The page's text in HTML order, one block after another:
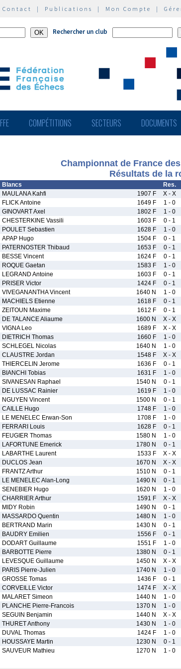
Contact | Publications | Mon Compte |
Rechercher un club
FFE COMPÉTITIONS SECTEURS DOCUMENTS
Championnat de France
Résultats de la
Blancs Res.
MAULANA Kahfi 1907 F X - X
FLICK Antoine 1649 F 1 - 0
GINOVART Axel 1802 F 1 - 0
CHESTERKINE Vassili 1603 F 0 - 1
POULET Sebastien 1628 F 1 - 0
APAP Hugo 1504 F 0 - 1
PATERNOSTER Thibaud 1653 F 0 - 1
BESSE Vincent 1624 F 0 - 1
ROQUE Gaetan 1583 F 1 - 0
LEGRAND Antoine 1603 F 0 - 1
PRISER Victor 1424 F 0 - 1
VIVEGANANTHA Vincent 1640 N 1 - 0
MACHIELS Etienne 1618 F 0 - 1
ZEITOUN Maxime 1612 F 0 - 1
DE TALANCE Aliaume 1600 N X - X
VIGNA Leo 1689 F X - X
DIETRICH Thomas 1660 F 1 - 0
SCHLEGEL Nicolas 1640 N 1 - 0
CLAUSTRE Jordan 1548 F X - X
THIERCELIN Jerome 1636 F 0 - 1
BIANCHI Tobias 1631 F 1 - 0
SIVANESAN Raphael 1540 N 0 - 1
DE LUSSAC Rainier 1619 F 1 - 0
NGUYEN Vincent 1500 N 0 - 1
CAILLE Hugo 1748 F 1 - 0
LE MENELEC Erwan-Son 1708 F 1 - 0
FERRARI Louis 1628 F 0 - 1
FEUGIER Thomas 1580 N 1 - 0
LAFORTUNE Emerick 1780 N 0 - 1
LABARTHE Laurent 1533 F X - X
DUCLOS Jean 1670 N X - X
FRANTZ Arthur 1510 N 0 - 1
LE MENELEC Alan-Long 1490 N 0 - 1
SENEBIER Hugo 1620 N 1 - 0
CHARRIER Arthur 1591 F X - X
MIDY Robin 1490 N 0 - 1
MASSARDO Quentin 1480 N 1 - 0
BERTRAND Marin 1430 N 0 - 1
BAUDRY Emilien 1556 F 0 - 1
DODART Guillaume 1551 F 1 - 0
BARBOTTE Pierre 1380 N 0 - 1
LEVESQUE Guillaume 1450 N X - X
PARIS Pierre-Julien 1740 N 1 - 0
GROSSE Tomas 1436 F 0 - 1
CORVEILLE Victor 1474 F X - X
MALARET Simeon 1440 N 1 - 0
PLANCHE Pierre-Francois 1370 N 1 - 0
SEGUIN Benjamin 1440 N X - X
THURET Anthony 1430 N 1 - 0
DUVAL Thomas 1424 F 1 - 0
HOUSSAYE Martin 1230 N 0 - 1
SAUVEUR Mathieu 1270 N 1 - 0